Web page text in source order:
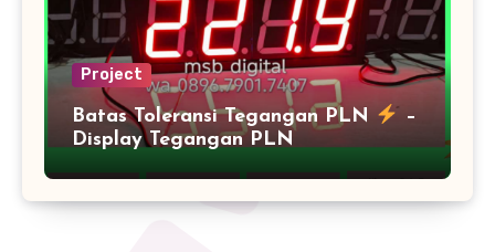
Project
Batas Toleransi Tegangan PLN
–
Display Tegangan PLN